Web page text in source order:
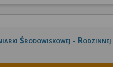
Środowiskowej - Rodzinnej